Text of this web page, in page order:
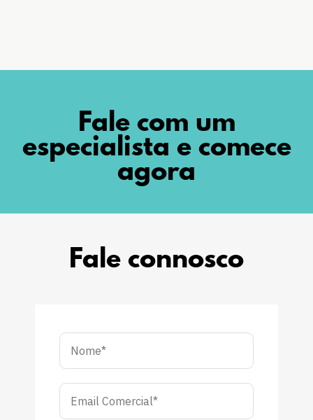
Fale com um
especialista e comece
agora
Fale connosco